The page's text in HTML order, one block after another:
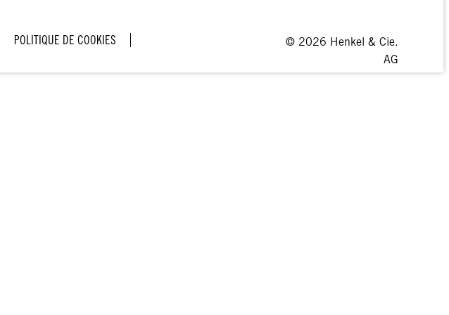
POLITIQUE DE COOKIES
© 2026 Henkel & Cie.
AG